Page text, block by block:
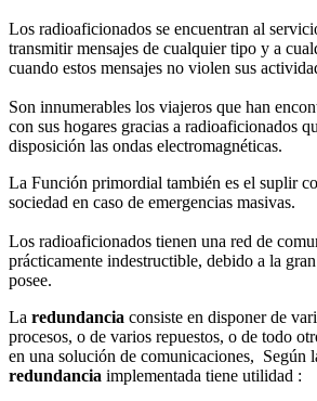
Los radioaficionados se encuentran al
transmitir mensajes de cualquier tipo y a
cuando estos mensajes no violen sus
Son innumerables los viajeros que han
con sus hogares gracias a radioaficionados
disposición las ondas electromagnéticas.
La Función primordial también es el suplir
sociedad en caso de emergencias masivas.
Los radioaficionados tienen una red de
prácticamente indestructible, debido a la
posee.
La redundancia consiste en disponer de
procesos, o de varios repuestos, o de todo
en una solución de comunicaciones, ​ Según
redundancia implementada tiene utilidad :